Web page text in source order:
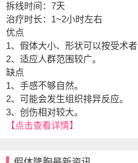
拆线时间：7天
治疗时长：1~2小时左右
优点
1、假体大小、形状可以按受术
2、适应人群范围较广。
缺点
1、手感不够自然。
2、可能会发生组织排异反应。
3、创伤相对较大。
【点击查看详情】